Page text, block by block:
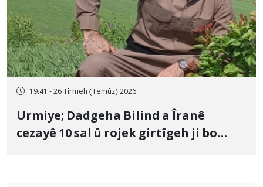
19:41 - 26 Tîrmeh (Temûz) 2026
Urmiye; Dadgeha Bilind a Îranê
cezayê 10 sal û rojek girtîgeh ji bo